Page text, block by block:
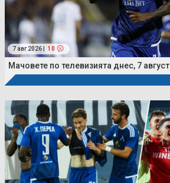
7 авг 2026 | 10
Мачовете по телевизията днес, 7 август